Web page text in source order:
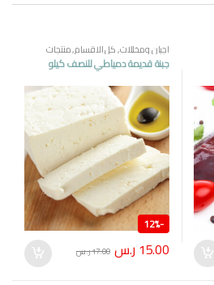
اجبان ومخللات,كل الاقسام,منتجات
مصرية
جبنة قديمة دمياطي للنصف كيلو
-
12%
15.00 ر.س 17.00ر.س